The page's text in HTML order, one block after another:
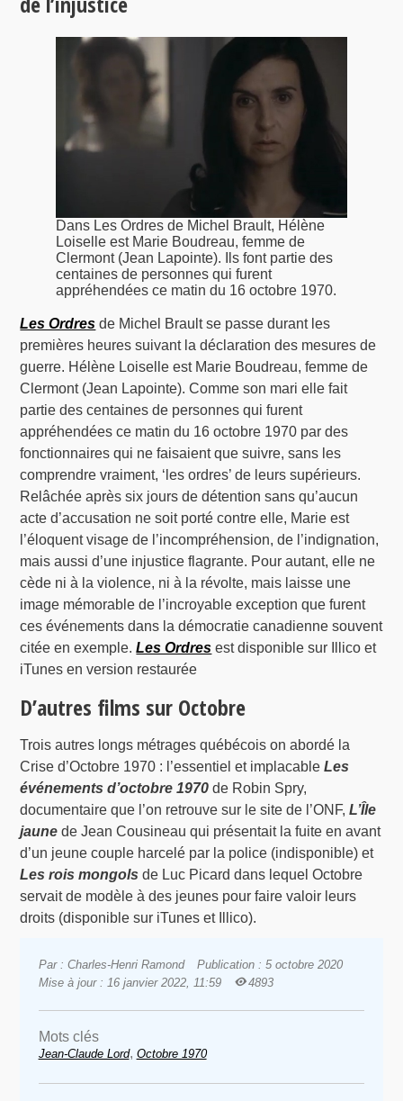
Dans Les Ordres de Michel Brault, Hélène
Loiselle est Marie Boudreau, femme de
Clermont (Jean Lapointe). Ils font partie des
centaines de personnes qui furent
appréhendées ce matin du 16 octobre 1970.
Les Ordres de Michel Brault se passe durant les
premières heures suivant la déclaration des mesures de
guerre. Hélène Loiselle est Marie Boudreau, femme de
Clermont (Jean Lapointe). Comme son mari elle fait
partie des centaines de personnes qui furent
appréhendées ce matin du 16 octobre 1970 par des
fonctionnaires qui ne faisaient que suivre, sans les
comprendre vraiment, ‘les ordres’ de leurs supérieurs.
Relâchée après six jours de détention sans qu’aucun
acte d’accusation ne soit porté contre elle, Marie est
l’éloquent visage de l’incompréhension, de l’indignation,
mais aussi d’une injustice flagrante. Pour autant, elle ne
cède ni à la violence, ni à la révolte, mais laisse une
image mémorable de l’incroyable exception que furent
ces événements dans la démocratie canadienne souvent
citée en exemple.Les Ordres est disponible sur Illico et
iTunes en version restaurée
D’autres films sur Octobre
Trois autres longs métrages québécois on abordé la
Crise d’Octobre 1970 : l’essentiel et implacableLes
événements d’octobre 1970 de Robin Spry,
documentaire que l’on retrouve sur le site de l’ONF,L’Île
jaune de Jean Cousineau qui présentait la fuite en avant
d’un jeune couple harcelé par la police (indisponible) et
Les rois mongols de Luc Picard dans lequel Octobre
servait de modèle à des jeunes pour faire valoir leurs
droits (disponible sur iTunes et Illico).
Par : Charles-Henri Ramond
Publication : 5 octobre 2020
Mise à jour : 16 janvier 2022, 11:59
4893
Mots clés
Jean-Claude Lord, Octobre 1970